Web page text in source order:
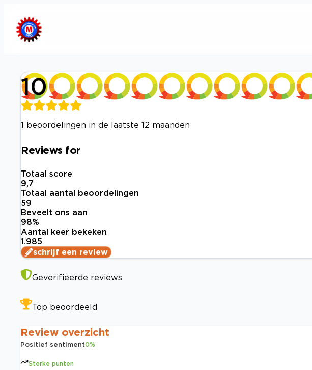
10
1 beoordelingen in de laatste 12 maanden
Reviews for
Totaal score
9,7
Totaal aantal beoordelingen
59
Beveelt ons aan
98%
Aantal keer bekeken
1.985
schrijf een review
Geverifieerde reviews
Top beoordeeld
Review overzicht
Positief sentiment0%
Sterke punten